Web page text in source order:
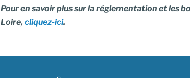
Pour en savoir plus sur la réglementation et les
Loire, cliquez-ici.